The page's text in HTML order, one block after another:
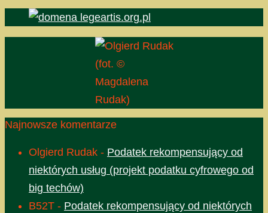
(fot. ©
Magdalena
Rudak)
Najnowsze komentarze
Olgierd Rudak - Podatek rekompensujący od
niektórych usług (projekt podatku cyfrowego od
big techów)
B52T - Podatek rekompensujący od niektórych